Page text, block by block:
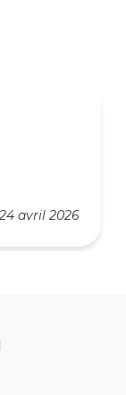
24 avril 2026